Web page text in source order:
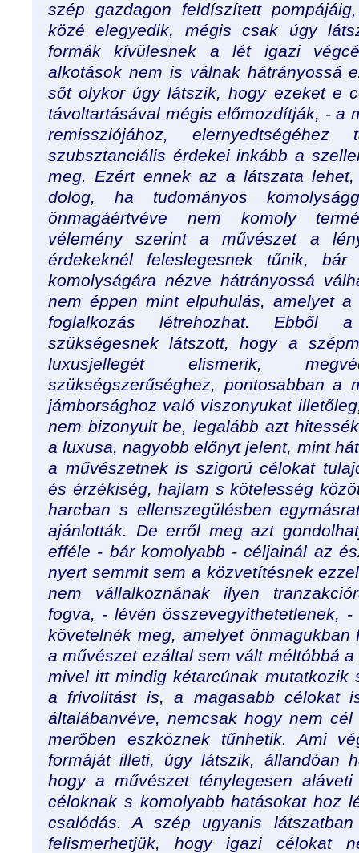
szép gazdagon feldíszített
közé elegyedik, mégis csak úgy
formák kívülesnek a lét igazi
alkotások nem is válnak hátrányossá
sőt olykor úgy látszik, hogy ezeket e
távoltartásával mégis előmozdítják, - a
remissziójához,
szubsztanciális érdekei inkább a
meg. Ezért ennek az a látszata
dolog, ha tudományos
önmagáértvéve nem komoly
vélemény szerint a művészet a
érdekeknél feleslegesnek tűnik,
komolyságára nézve hátrányossá
nem éppen mint elpuhulás, amelyet
foglalkozás létrehozhat. Ebből
szükségesnek látszott, hogy a
luxusjellegét elismerik,
szükségszerűséghez, pontosabban a
jámborsághoz való viszonyukat
nem bizonyult be, legalább azt
a luxusa, nagyobb előnyt jelent, mint
a művészetnek is szigorú célokat
és érzékiség, hajlam s kötelesség
harcban s ellenszegülésben
ajánlották. De erről meg azt
efféle - bár komolyabb - céljainál az
nyert semmit sem a közvetítésnek
nem vállalkoznának ilyen
fogva, - lévén összevegyíthetetlenek,
követelnék meg, amelyet
a művészet ezáltal sem vált méltóbbá
mivel itt mindig kétarcúnak mutatkozik
a frivolitást is, a magasabb célokat
általábanvéve, nemcsak hogy nem
merőben eszköznek tűnhetik. Ami
formáját illeti, úgy látszik, állandóan
hogy a művészet ténylegesen
céloknak s komolyabb hatásokat hoz
csalódás. A szép ugyanis
felismerhetjük, hogy igazi célokat